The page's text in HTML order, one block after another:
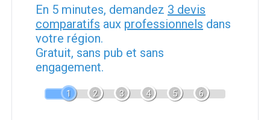
En 5 minutes, demandez 3 devis
comparatifs aux professionnels dans
votre région.
Gratuit, sans pub et sans
engagement.
1 2 3 4 5 6